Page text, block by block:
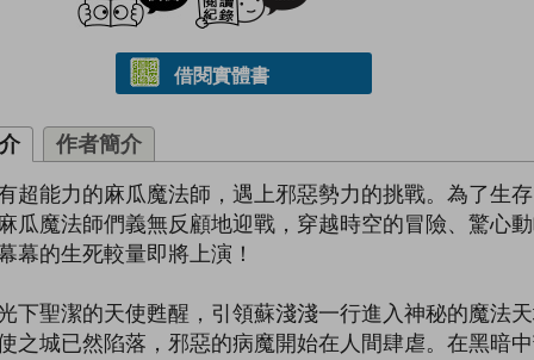
借閱實體書
作者簡介
超能力的麻瓜魔法師，遇上邪惡勢力的挑戰。為了生
瓜魔法師們義無反顧地迎戰，穿越時空的冒險、驚心
幕的生死較量即將上演！
下聖潔的天使甦醒，引領蘇淺淺一行進入神秘的魔法
之城已然陷落，邪惡的病魔開始在人間肆虐。在黑暗